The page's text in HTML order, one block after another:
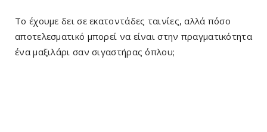
Το έχουμε δει σε εκατοντάδες ταινίες, αλλά πόσο
αποτελεσματικό μπορεί να είναι στην πραγματικότητα
ένα μαξιλάρι σαν σιγαστήρας όπλου;